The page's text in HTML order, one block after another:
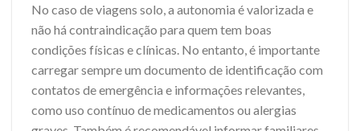
No caso de viagens solo, a autonomia é valorizada e
não há contraindicação para quem tem boas
condições físicas e clínicas. No entanto, é importante
carregar sempre um documento de identificação com
contatos de emergência e informações relevantes,
como uso contínuo de medicamentos ou alergias